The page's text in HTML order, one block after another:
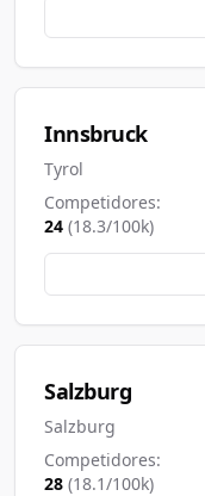
Innsbruck
Tyrol
Competidores:
24 (18.3/100k)
Salzburg
Salzburg
Competidores:
28 (18.1/100k)